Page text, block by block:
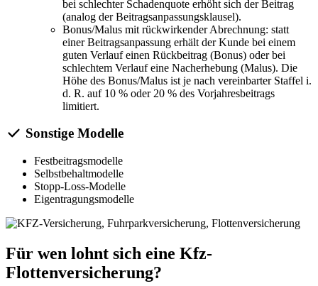
bei schlechter Schadenquote erhöht sich der Beitrag
(analog der Beitragsanpassungsklausel).
Bonus/Malus mit rückwirkender Abrechnung: statt
einer Beitragsanpassung erhält der Kunde bei einem
guten Verlauf einen Rückbeitrag (Bonus) oder bei
schlechtem Verlauf eine Nacherhebung (Malus). Die
Höhe des Bonus/Malus ist je nach vereinbarter Staffel i.
d. R. auf 10 % oder 20 % des Vorjahresbeitrags
limitiert.
Sonstige Modelle
Festbeitragsmodelle
Selbstbehaltmodelle
Stopp-Loss-Modelle
Eigentragungsmodelle
Für wen lohnt sich eine Kfz-
Flottenversicherung?